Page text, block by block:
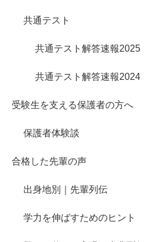
共通テスト
共通テスト解答速報2025
共通テスト解答速報2024
受験生を支える保護者の方へ
保護者体験談
合格した先輩の声
出身地別｜先輩列伝
学力を伸ばすためのヒント